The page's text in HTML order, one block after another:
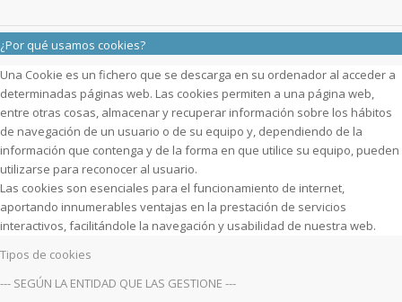
¿Por qué usamos cookies?
Una Cookie es un fichero que se descarga en su ordenador al acceder a
determinadas páginas web. Las cookies permiten a una página web,
entre otras cosas, almacenar y recuperar información sobre los hábitos
de navegación de un usuario o de su equipo y, dependiendo de la
información que contenga y de la forma en que utilice su equipo, pueden
utilizarse para reconocer al usuario.
Las cookies son esenciales para el funcionamiento de internet,
aportando innumerables ventajas en la prestación de servicios
interactivos, facilitándole la navegación y usabilidad de nuestra web.
Tipos de cookies
--- SEGÚN LA ENTIDAD QUE LAS GESTIONE ---